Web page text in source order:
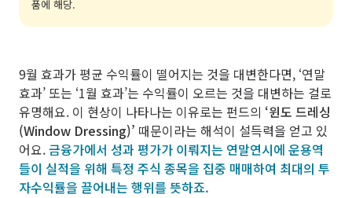
품에 해당.
9월 효과가 평균 수익률이 떨어지는 것을 대변한다면, ‘연말
효과’ 또는 ‘1월 효과’는 수익률이 오르는 것을 대변하는 걸로
유명해요. 이 현상이 나타나는 이유로는 펀드의 ‘윈도 드레싱
(Window Dressing)’ 때문이라는 해석이 설득력을 얻고 있
어요.금융가에서 성과 평가가 이뤄지는 연말연시에 운용역
들이 실적을 위해 특정 주식 종목을 집중 매매하여 최대의 투
자수익률을 끌어내는 행위를 뜻하죠.